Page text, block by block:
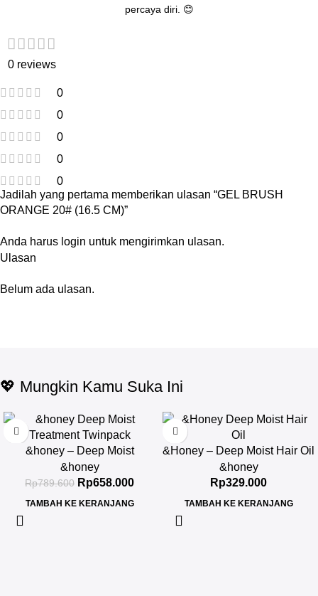
percaya diri. 😊
0 reviews
0
0
0
0
0
Ulasan
Belum ada ulasan.
Jadilah yang pertama memberikan ulasan “GEL BRUSH
ORANGE 20# (16.5 CM)”
Anda harus login untuk mengirimkan ulasan.
💖 Mungkin Kamu Suka Ini
&honey – Deep Moist
Treatment 445 g Twinpack
&honey
Rp789.600 Rp658.000
TAMBAH KE KERANJANG
&Honey – Deep Moist Hair Oil
3.0 100ml
&honey
Rp329.000
TAMBAH KE KERANJANG